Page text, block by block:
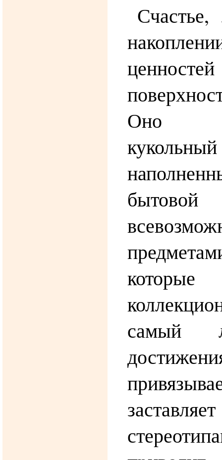
Оно
самый